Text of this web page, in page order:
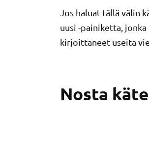
Jos haluat tällä välin
uusi -painiketta,
kirjoittaneet useita
Nosta